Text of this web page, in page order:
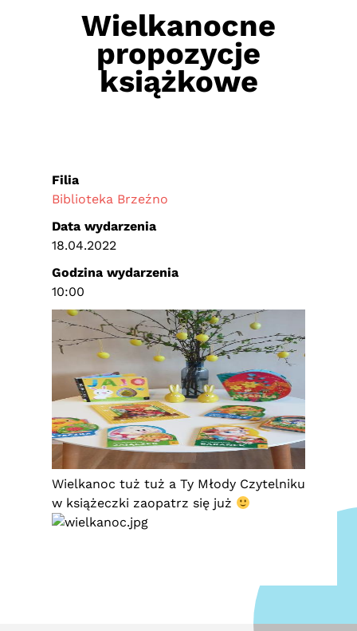
Wielkanocne
propozycje
książkowe
Wielkanoc tuż tuż a Ty Młody Czytelniku
w książeczki zaopatrz się już
Filia
Biblioteka Brzeźno
Data wydarzenia
18.04.2022
Godzina wydarzenia
10:00